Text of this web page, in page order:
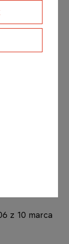
S.A.,
Warszawie
TDC A/S
z 10 marca